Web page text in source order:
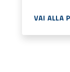
VAI ALLA